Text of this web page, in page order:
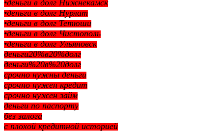
•деньги в долг Нижнекамск
•деньги в долг Нурлат
•деньги в долг Тетюши
•деньги в долг Чистополь
•деньги в долг Ульяновск
деньги20%в20%долг
деньги%20в%20долг
срочно нужны деньги
срочно нужен кредит
срочно нужен займ
деньги по паспорту
без залога
с плохой кредитной историей